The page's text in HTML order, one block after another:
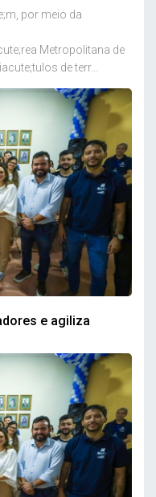
por meio da
Metropolitana de
de terr...
e agiliza